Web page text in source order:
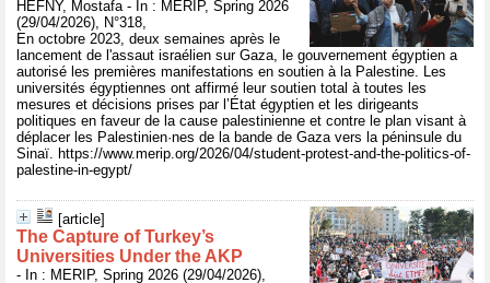
HEFNY, Mostafa - In : MERIP, Spring 2026
(29/04/2026), N°318,
En octobre 2023, deux semaines après le
lancement de l'assaut israélien sur Gaza, le gouvernement égyptien a
autorisé les premières manifestations en soutien à la Palestine. Les
universités égyptiennes ont affirmé leur soutien total à toutes les
mesures et décisions prises par l’État égyptien et les dirigeants
politiques en faveur de la cause palestinienne et contre le plan visant à
déplacer les Palestinien·nes de la bande de Gaza vers la péninsule du
Sinaï. https://www.merip.org/2026/04/student-protest-and-the-politics-of-
palestine-in-egypt/
[article]
The Capture of Turkey’s
Universities Under the AKP
- In : MERIP, Spring 2026 (29/04/2026),